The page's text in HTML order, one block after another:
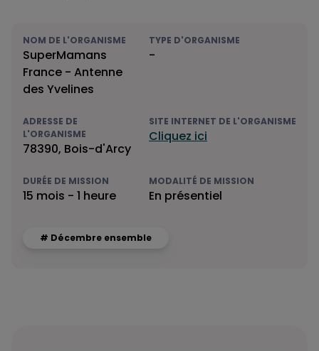
NOM DE L'ORGANISME
SuperMamans
France - Antenne
des Yvelines
TYPE D'ORGANISME
-
ADRESSE DE
L'ORGANISME
78390, Bois-d'Arcy
SITE INTERNET DE L'ORGANISME
Cliquez ici
DURÉE DE MISSION
15 mois - 1 heure
MODALITÉ DE MISSION
En présentiel
# Décembre ensemble